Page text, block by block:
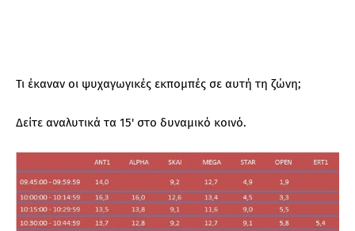
Τι έκαναν οι ψυχαγωγικές εκπομπές σε αυτή τη ζώνη;
Δείτε αναλυτικά τα 15' στο δυναμικό κοινό.